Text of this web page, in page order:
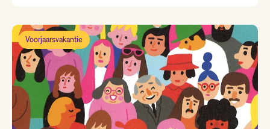
Voorjaarsvakantie